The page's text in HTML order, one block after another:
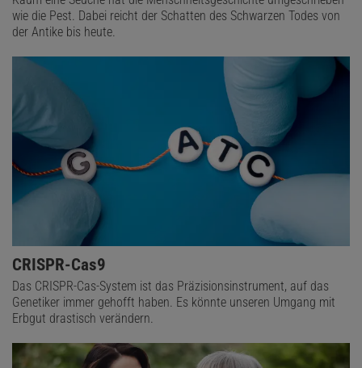
wie die Pest. Dabei reicht der Schatten des Schwarzen Todes von
der Antike bis heute.
CRISPR-Cas9
Das CRISPR-Cas-System ist das Präzisionsinstrument, auf das
Genetiker immer gehofft haben. Es könnte unseren Umgang mit
Erbgut drastisch verändern.